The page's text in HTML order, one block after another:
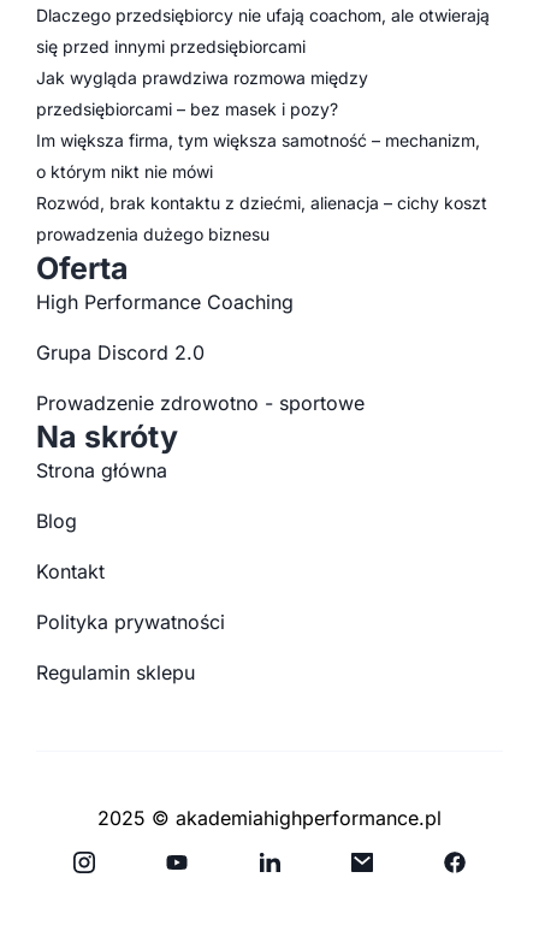
Dlaczego przedsiębiorcy nie ufają coachom, ale otwierają
się przed innymi przedsiębiorcami
Jak wygląda prawdziwa rozmowa między
przedsiębiorcami – bez masek i pozy?
Im większa firma, tym większa samotność – mechanizm,
o którym nikt nie mówi
Rozwód, brak kontaktu z dziećmi, alienacja – cichy koszt
prowadzenia dużego biznesu
Oferta
High Performance Coaching
Grupa Discord 2.0
Prowadzenie zdrowotno - sportowe
Na skróty
Strona główna
Blog
Kontakt
Polityka prywatności
Regulamin sklepu
2025 © akademiahighperformance.pl
o
a